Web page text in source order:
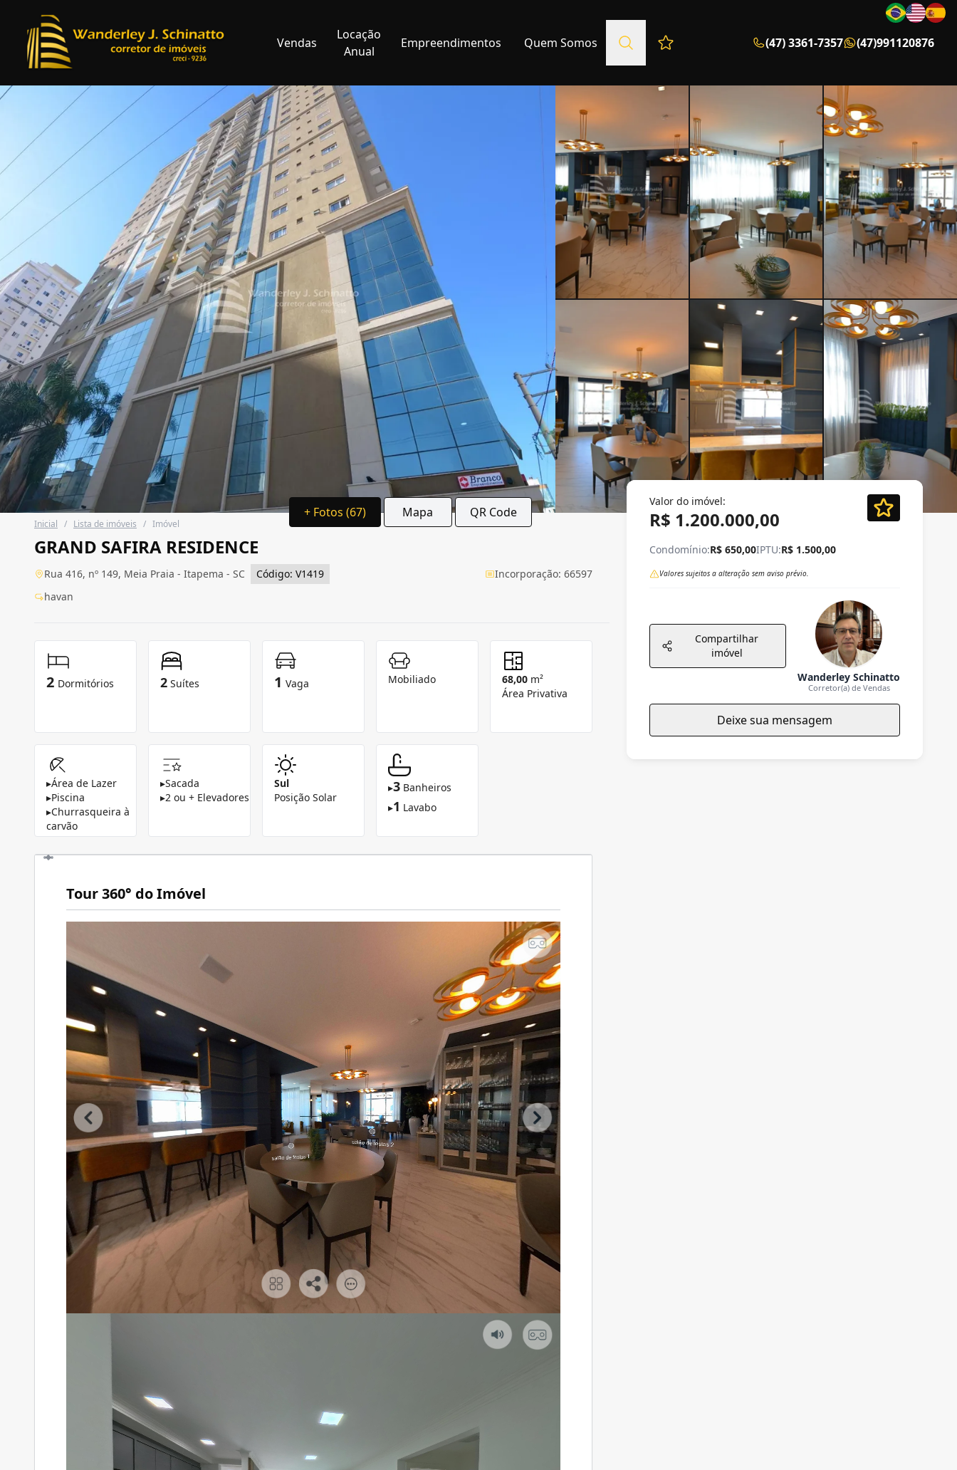
Vendas
Locação
Anual
Empreendimentos Quem Somos Favoritos (0 itens) (47) 3361-7357 (47)991120876
+ Fotos (67) Mapa QR Code
Inicial / Lista de imóveis / Imóvel
GRAND SAFIRA RESIDENCE
Rua 416, nº 149, Meia Praia - Itapema - SC Código: V1419
Incorporação: 66597
havan
2 Dormitórios 2 Suítes 1 Vaga Mobiliado 68,00 m²
Área Privativa
▸Área de Lazer
▸Piscina
▸Churrasqueira à
carvão
▸Sacada
▸2 ou + Elevadores
Sul
Posição Solar
▸3 Banheiros
▸1 Lavabo
Tour 360° do Imóvel
Valor do imóvel:
R$ 1.200.000,00
Condomínio:R$ 650,00IPTU:R$ 1.500,00
Valores sujeitos a alteração sem aviso prévio.
Compartilhar
imóvel
Wanderley Schinatto
Corretor(a) de Vendas
Deixe sua mensagem